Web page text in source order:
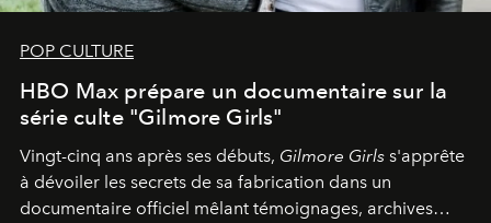
POP CULTURE
HBO Max prépare un documentaire sur la
série culte "Gilmore Girls"
Vingt-cinq ans après ses débuts, Gilmore Girls s'apprête
à dévoiler les secrets de sa fabrication dans un
documentaire officiel mêlant témoignages, archives